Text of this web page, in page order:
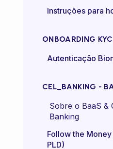
Instruções para
ONBOARDING KYC
Autenticação
CEL_BANKING -
Sobre o BaaS &
Banking
FAQs
Follow the
PLD)